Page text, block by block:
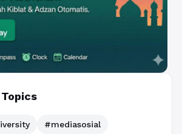
#mediasosial